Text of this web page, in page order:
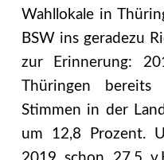
Wahllokale in
BSW ins geradezu
zur Erinnerung:
Thüringen
Stimmen in der
um 12,8 Prozent.